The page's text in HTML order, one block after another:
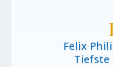
Felix
Tiefste